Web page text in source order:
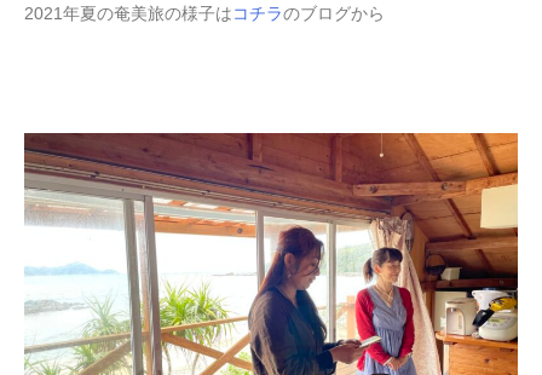
2021年夏の奄美旅の様子はコチラのブログから